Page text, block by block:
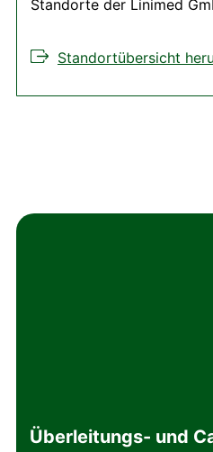
Standorte der Linimed
Standortübersicht
Überleitungs- und